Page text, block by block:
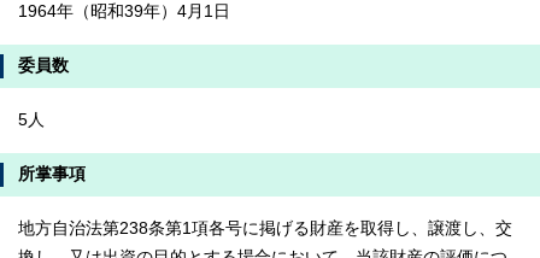
1964年（昭和39年）4月1日
委員数
5人
所掌事項
地方自治法第238条第1項各号に掲げる財産を取得し、譲渡し、交